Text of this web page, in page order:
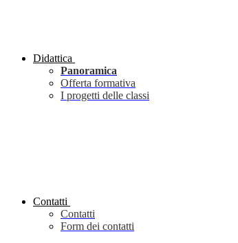
Didattica
Panoramica
Offerta formativa
I progetti delle classi
Contatti
Contatti
Form dei contatti